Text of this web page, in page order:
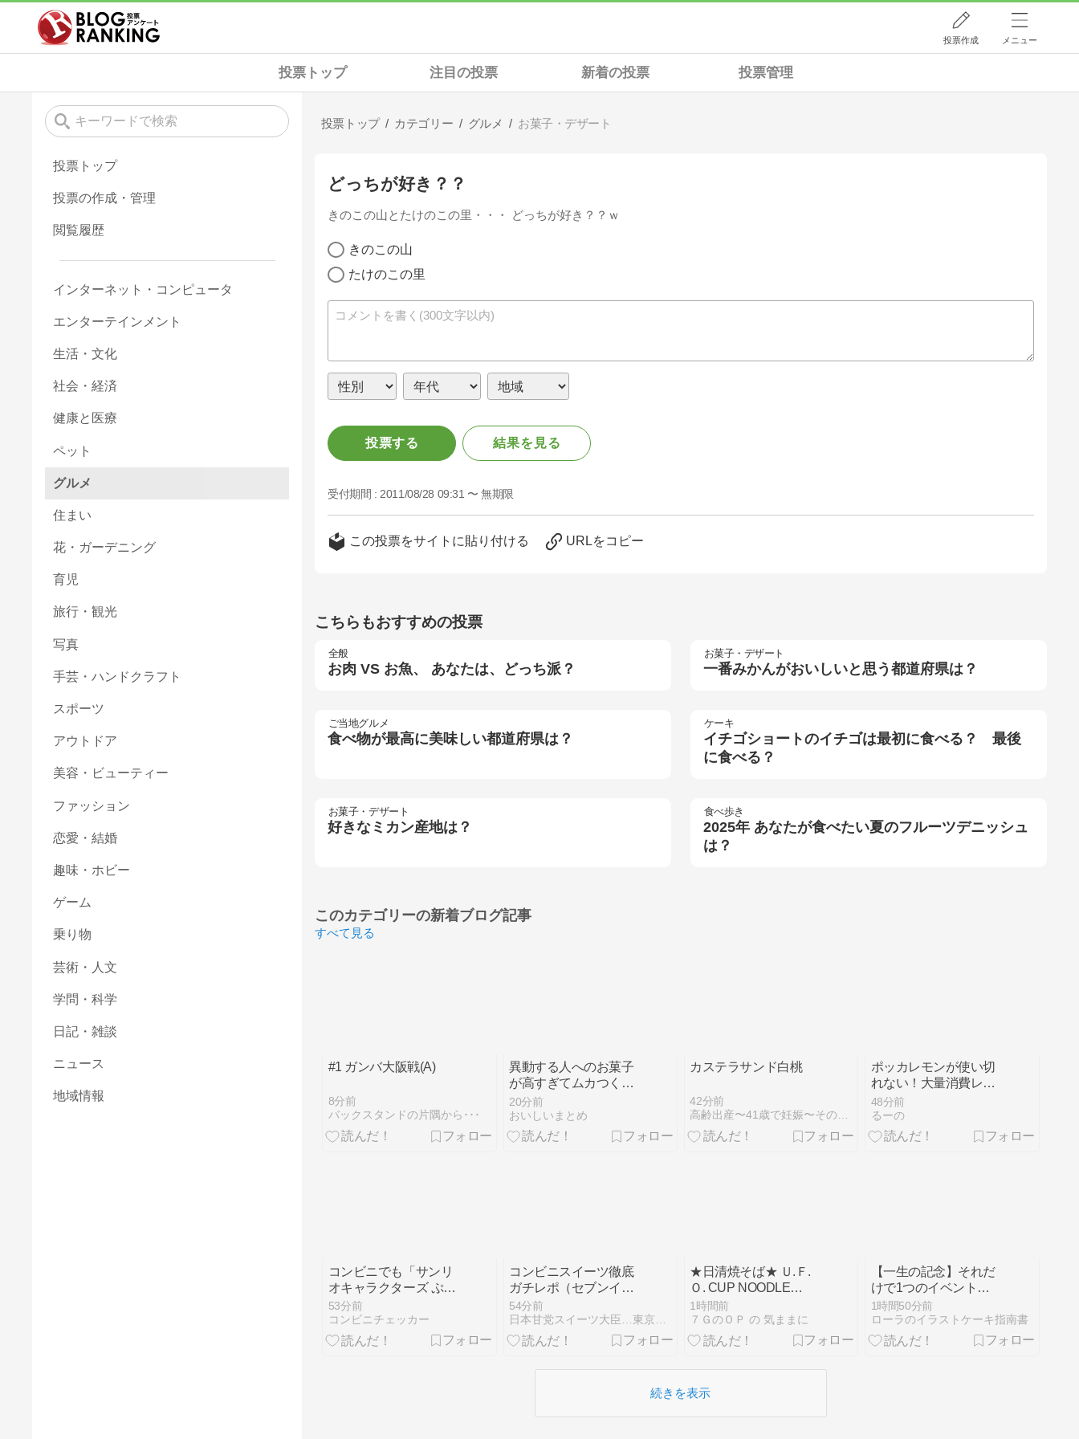
投票作成 メニュー
投票トップ 注目の投票 新着の投票 投票管理
投票トップ カテゴリー グルメ お菓子・デザート
どっちが好き？？
きのこの山とたけのこの里・・・ どっちが好き？？ｗ
きのこの山
たけのこの里
投票する 結果を見る
受付期間 : 2011/08/28 09:31 〜 無期限
この投票をサイトに貼り付ける URLをコピー
こちらもおすすめの投票
全般
お肉 VS お魚、 あなたは、どっち派？
お菓子・デザート
一番みかんがおいしいと思う都道府県は？
ご当地グルメ
食べ物が最高に美味しい都道府県は？
ケーキ
イチゴショートのイチゴは最初に食べる？ 最後
に食べる？
お菓子・デザート
好きなミカン産地は？
食べ歩き
2025年 あなたが食べたい夏のフルーツデニッシュ
は？
このカテゴリーの新着ブログ記事
すべて見る
#1 ガンバ大阪戦(A)
8分前
バックスタンドの片隅から･･･
異動する人へのお菓子
が高すぎてムカつくん
やが
20分前
おいしいまとめ
カステラサンド白桃
42分前
ポッカレモンが使い切
れない！大量消費レシ
ピや使い切る方法を紹
介
48分前
るーの
コンビニでも「サンリ
オキャラクターズ ぷか
ぷかアクリルキーホル
ダー」が2026年8月10
日発売、水面に浮かぶ
53分前
コンビニチェッカー
コンビニスイーツ徹底
ガチレポ（セブンイレ
ブン編・2026年8月－
①）
54分前
★日清焼そば★ Ｕ.Ｆ.
Ｏ. CUP NOODLE
SEAFOOD
1時間前
７ＧのＯＰ の 気ままに
【一生の記念】それだ
けで1つのイベントの
よう…推しケーキ記念
日☆
1時間50分前
ローラのイラストケーキ指南書
続きを表示
投票トップ
投票の作成・管理
閲覧履歴
インターネット・コンピュータ
エンターテインメント
生活・文化
社会・経済
健康と医療
ペット
グルメ
住まい
花・ガーデニング
育児
旅行・観光
写真
手芸・ハンドクラフト
スポーツ
アウトドア
美容・ビューティー
ファッション
恋愛・結婚
趣味・ホビー
ゲーム
乗り物
芸術・人文
学問・科学
日記・雑談
ニュース
地域情報